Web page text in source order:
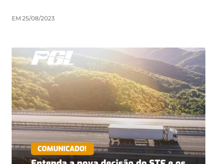
EM 25/08/2023